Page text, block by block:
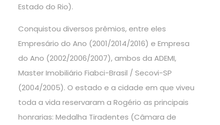
Estado do Rio).
Conquistou diversos prêmios, entre eles
Empresário do Ano (2001/2014/2016) e Empresa
do Ano (2002/2006/2007), ambos da ADEMI,
Master Imobiliário Fiabci-Brasil / Secovi-SP
(2004/2005). O estado e a cidade em que viveu
toda a vida reservaram a Rogério as principais
honrarias: Medalha Tiradentes (Câmara de